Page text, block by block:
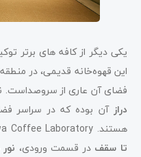
فضای آن عاری از سروصداست.
دراز آن بوده که در سراسر
هستند. Ogawa Coffee Laboratory به‌لطف
تا سقف در قسمت ورودی،